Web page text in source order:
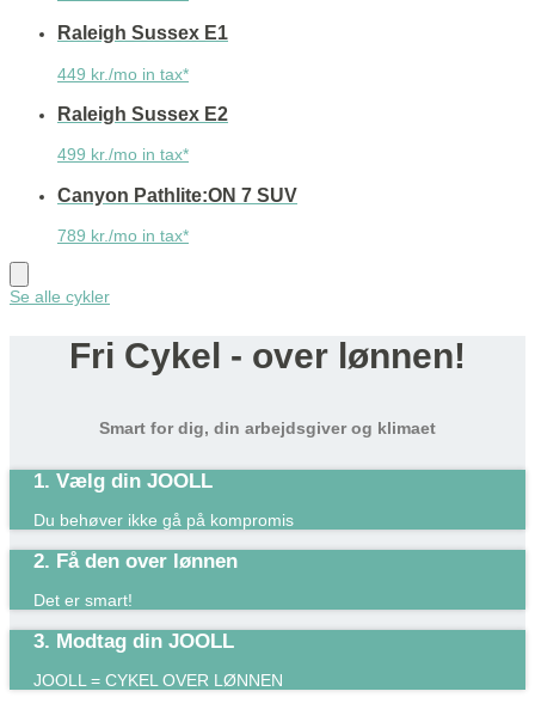
Raleigh Sussex E1
449 kr./mo in tax*
Raleigh Sussex E2
499 kr./mo in tax*
Canyon Pathlite:ON 7 SUV
789 kr./mo in tax*
Se alle cykler
Fri Cykel - over lønnen!
Smart for dig, din arbejdsgiver og klimaet
1. Vælg din JOOLL
Du behøver ikke gå på kompromis
2. Få den over lønnen
Det er smart!​
3. Modtag din JOOLL
JOOLL = CYKEL OVER LØNNEN